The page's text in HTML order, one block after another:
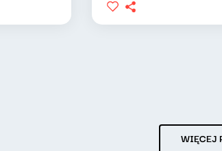
WIĘCEJ